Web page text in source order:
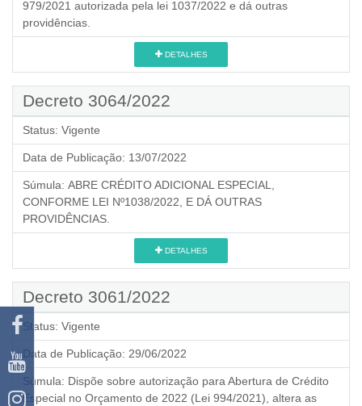
979/2021 autorizada pela lei 1037/2022 e dá outras
providências.
DETALHES
Decreto 3064/2022
Status: Vigente
Data de Publicação: 13/07/2022
Súmula: ABRE CRÉDITO ADICIONAL ESPECIAL,
CONFORME LEI Nº1038/2022, E DÁ OUTRAS
PROVIDÊNCIAS.
DETALHES
Decreto 3061/2022
Status: Vigente
Data de Publicação: 29/06/2022
Súmula: Dispõe sobre autorização para Abertura de Crédito
Especial no Orçamento de 2022 (Lei 994/2021), altera as